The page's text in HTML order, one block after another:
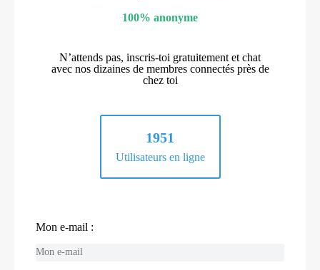
100% anonyme
N’attends pas, inscris-toi gratuitement et chat
avec nos dizaines de membres connectés près de
chez toi
1951
Utilisateurs en ligne
Mon e-mail :